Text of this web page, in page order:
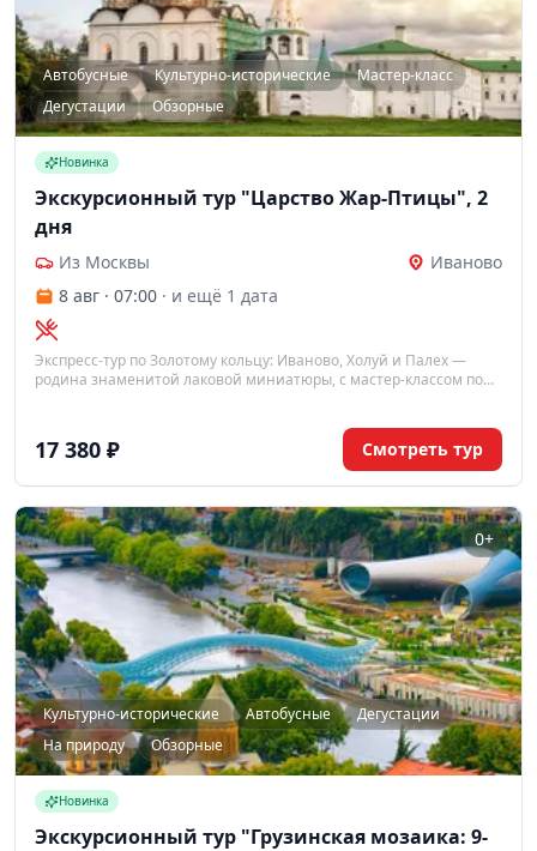
Автобусные Культурно-исторические
Мастер-класс
Дегустации
Обзорные
Новинка
Экскурсионный тур "Царство Жар-Птицы", 2
дня
Из Москвы
Иваново
8 авг · 07:00 · и ещё 1 дата
Экспресс-тур по Золотому кольцу: Иваново, Холуй и Палех —
родина знаменитой лаковой миниатюры, с мастер-классом по
17 380 ₽ Смотреть тур
0+
Культурно-исторические Автобусные
Дегустации
На природу
Обзорные
Новинка
Экскурсионный тур "Грузинская мозаика: 9-